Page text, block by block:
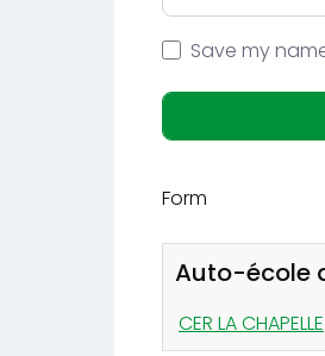
Save my
Form
Auto-école
CER LA CHAPELLE